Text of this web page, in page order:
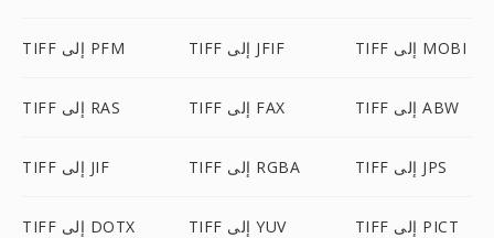
TIFF إلى PFM TIFF إلى JFIF TIFF إلى MOBI
TIFF إلى RAS TIFF إلى FAX TIFF إلى ABW
TIFF إلى JIF TIFF إلى RGBA TIFF إلى JPS
TIFF إلى DOTX TIFF إلى YUV TIFF إلى PICT